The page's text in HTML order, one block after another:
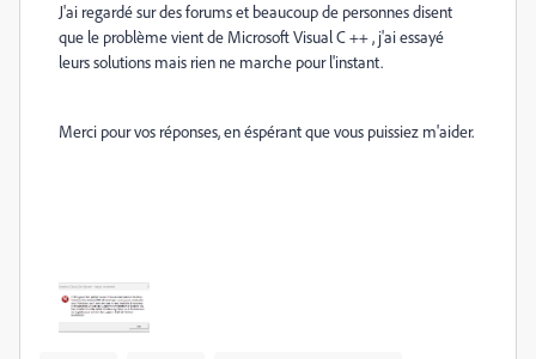
J'ai regardé sur des forums et beaucoup de personnes disent
que le problème vient de Microsoft Visual C ++ , j'ai essayé
leurs solutions mais rien ne marche pour l'instant.
Merci pour vos réponses, en éspérant que vous puissiez m'aider.